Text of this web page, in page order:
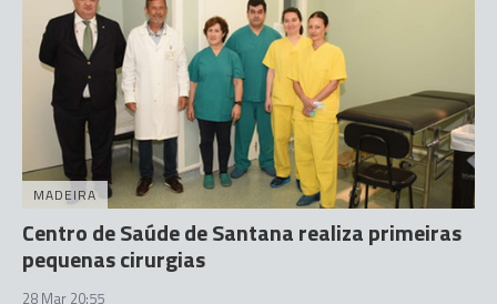
MADEIRA
Centro de Saúde de Santana realiza primeiras
pequenas cirurgias
28 Mar 20:55